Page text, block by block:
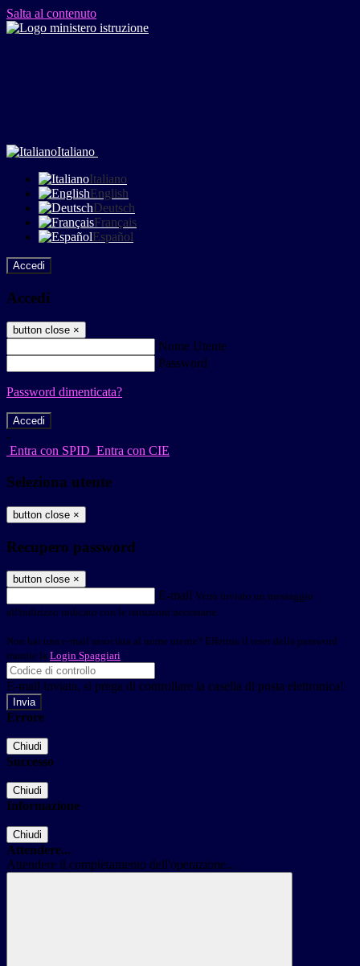
Salta al contenuto
Italiano
Italiano
English
Deutsch
Français
Español
Accedi
Accedi
button close ×
Nome Utente
Password
Password dimenticata?
-
Entra con SPID Entra con CIE
Seleziona utente
button close ×
Recupero password
button close ×
E-mail Verrà inviato un messaggio
all'indirizzo indicato con le istruzioni necessarie.
Non hai una e-mail associata al nome utente? Effettua il reset della password
tramite la Login Spaggiari
E-mail inviata, si prega di controllare la casella di posta elettronica!
Errore
Chiudi
Successo
Chiudi
Informazione
Chiudi
Attendere...
Attendere il completamento dell'operazione...